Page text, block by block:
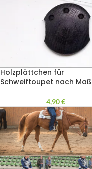
Holzplättchen für
Schweiftoupet nach Maß
4,90€